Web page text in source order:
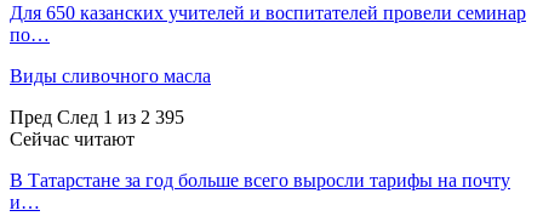
Для 650 казанских учителей и воспитателей провели семинар
по…
Виды сливочного масла
Пред След 1 из 2 395
Сейчас читают
В Татарстане за год больше всего выросли тарифы на почту
и…